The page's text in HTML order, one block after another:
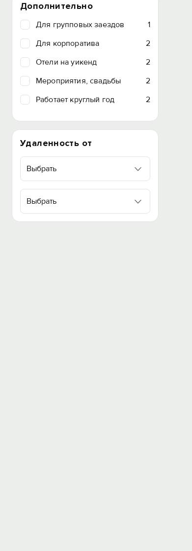
Дополнительно
Для групповых заездов
1
Для корпоратива
2
Отели на уикенд
2
Мероприятия, свадьбы
2
Работает круглый год
2
Удаленность от
Выбрать
Выбрать